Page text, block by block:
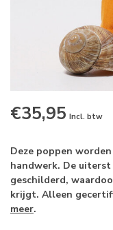
€35,95 Incl. btw
Deze poppen
handwerk. De
geschilderd,
krijgt. Alleen
meer.